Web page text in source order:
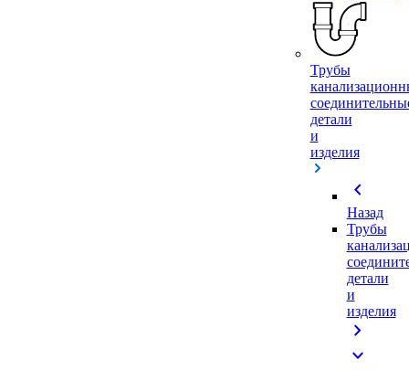
Трубы
детали
и
изделия
chevron_left
Назад
Трубы
детали
и
изделия
chevron_right
expand_more